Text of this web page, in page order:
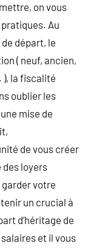
on vous
Au
départ, le
( neuf, ancien,
la fiscalité
oublier les
mise de
de vous créer
des loyers
votre
un crucial à
d’héritage de
et il vous